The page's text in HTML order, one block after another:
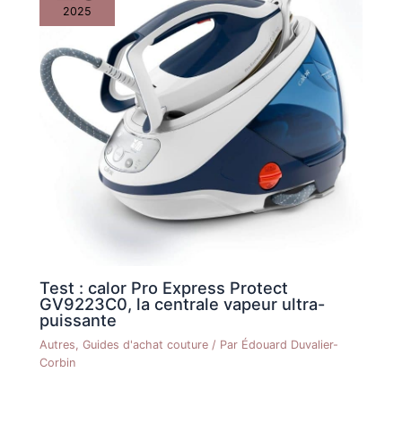
2025
Test : calor Pro Express Protect
GV9223C0, la centrale vapeur ultra-
puissante
Autres ,Guides d'achat couture / Par Édouard Duvalier-
Corbin